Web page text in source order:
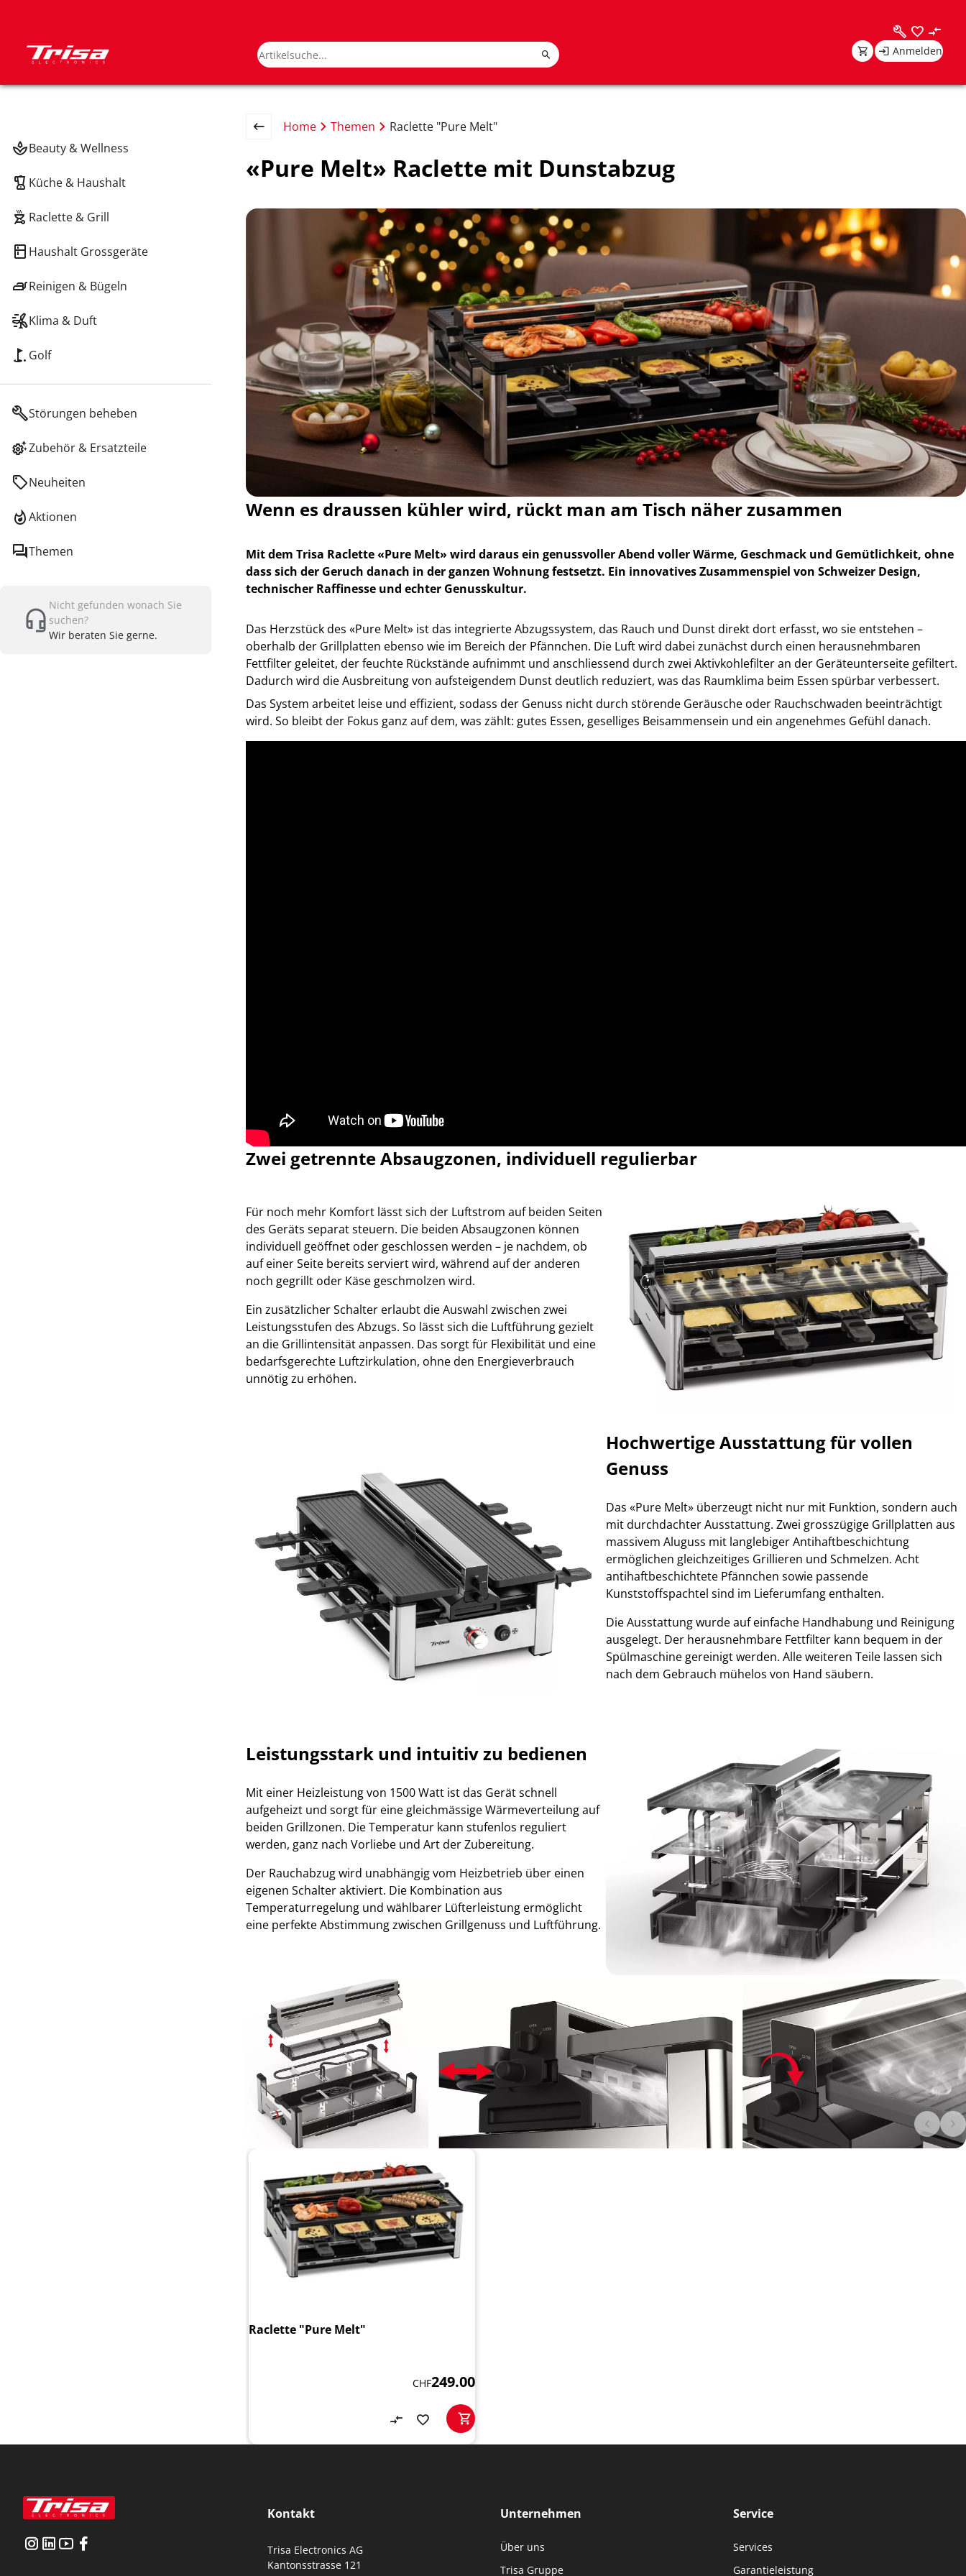
Anmelden
Beauty & Wellness
Küche & Haushalt
Raclette & Grill
Haushalt Grossgeräte
Reinigen & Bügeln
Klima & Duft
Golf
Störungen beheben
Zubehör & Ersatzteile
Neuheiten
Aktionen
Themen
Nicht gefunden wonach Sie
suchen?
Wir beraten Sie gerne.
Home Themen Raclette "Pure Melt"
«Pure Melt» Raclette mit Dunstabzug
Wenn es draussen kühler wird, rückt man am Tisch näher zusammen
Mit dem Trisa Raclette «Pure Melt» wird daraus ein genussvoller Abend voller Wärme, Geschmack und Gemütlichkeit, ohne
dass sich der Geruch danach in der ganzen Wohnung festsetzt. Ein innovatives Zusammenspiel von Schweizer Design,
technischer Raffinesse und echter Genusskultur.
Das Herzstück des «Pure Melt» ist das integrierte Abzugssystem, das Rauch und Dunst direkt dort erfasst, wo sie entstehen –
oberhalb der Grillplatten ebenso wie im Bereich der Pfännchen. Die Luft wird dabei zunächst durch einen herausnehmbaren
Fettfilter geleitet, der feuchte Rückstände aufnimmt und anschliessend durch zwei Aktivkohlefilter an der Geräteunterseite gefiltert.
Dadurch wird die Ausbreitung von aufsteigendem Dunst deutlich reduziert, was das Raumklima beim Essen spürbar verbessert.
Das System arbeitet leise und effizient, sodass der Genuss nicht durch störende Geräusche oder Rauchschwaden beeinträchtigt
wird. So bleibt der Fokus ganz auf dem, was zählt: gutes Essen, geselliges Beisammensein und ein angenehmes Gefühl danach.
Zwei getrennte Absaugzonen, individuell regulierbar
Für noch mehr Komfort lässt sich der Luftstrom auf beiden Seiten
des Geräts separat steuern. Die beiden Absaugzonen können
individuell geöffnet oder geschlossen werden – je nachdem, ob
auf einer Seite bereits serviert wird, während auf der anderen
noch gegrillt oder Käse geschmolzen wird.
Ein zusätzlicher Schalter erlaubt die Auswahl zwischen zwei
Leistungsstufen des Abzugs. So lässt sich die Luftführung gezielt
an die Grillintensität anpassen. Das sorgt für Flexibilität und eine
bedarfsgerechte Luftzirkulation, ohne den Energieverbrauch
unnötig zu erhöhen.
Hochwertige Ausstattung für vollen
Genuss
Das «Pure Melt» überzeugt nicht nur mit Funktion, sondern auch
mit durchdachter Ausstattung. Zwei grosszügige Grillplatten aus
massivem Aluguss mit langlebiger Antihaftbeschichtung
ermöglichen gleichzeitiges Grillieren und Schmelzen. Acht
antihaftbeschichtete Pfännchen sowie passende
Kunststoffspachtel sind im Lieferumfang enthalten.
Die Ausstattung wurde auf einfache Handhabung und Reinigung
ausgelegt. Der herausnehmbare Fettfilter kann bequem in der
Spülmaschine gereinigt werden. Alle weiteren Teile lassen sich
nach dem Gebrauch mühelos von Hand säubern.
Leistungsstark und intuitiv zu bedienen
Mit einer Heizleistung von 1500 Watt ist das Gerät schnell
aufgeheizt und sorgt für eine gleichmässige Wärmeverteilung auf
beiden Grillzonen. Die Temperatur kann stufenlos reguliert
werden, ganz nach Vorliebe und Art der Zubereitung.
Der Rauchabzug wird unabhängig vom Heizbetrieb über einen
eigenen Schalter aktiviert. Die Kombination aus
Temperaturregelung und wählbarer Lüfterleistung ermöglicht
eine perfekte Abstimmung zwischen Grillgenuss und Luftführung.
Raclette "Pure Melt"
CHF249.00
Kontakt
Trisa Electronics AG
Kantonsstrasse 121
Unternehmen
Über uns
Trisa Gruppe
Service
Services
Garantieleistung